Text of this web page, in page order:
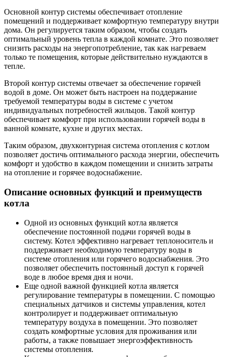
Основной контур системы обеспечивает отопление
помещений и поддерживает комфортную температуру внутри
дома. Он регулируется таким образом, чтобы создать
оптимальный уровень тепла в каждой комнате. Это позволяет
снизить расходы на энергопотребление, так как нагреваем
только те помещения, которые действительно нуждаются в
тепле.
Второй контур системы отвечает за обеспечение горячей
водой в доме. Он может быть настроен на поддержание
требуемой температуры воды в системе с учетом
индивидуальных потребностей жильцов. Такой контур
обеспечивает комфорт при использовании горячей воды в
ванной комнате, кухне и других местах.
Таким образом, двухконтурная система отопления с котлом
позволяет достичь оптимального расхода энергии, обеспечить
комфорт и удобство в каждом помещении и снизить затраты
на отопление и горячее водоснабжение.
Описание основных функций и преимуществ
котла
Одной из основных функций котла является
обеспечение постоянной подачи горячей воды в
систему. Котел эффективно нагревает теплоноситель и
поддерживает необходимую температуру воды в
системе отопления или горячего водоснабжения. Это
позволяет обеспечить постоянный доступ к горячей
воде в любое время дня и ночи.
Еще одной важной функцией котла является
регулирование температуры в помещении. С помощью
специальных датчиков и системы управления, котел
контролирует и поддерживает оптимальную
температуру воздуха в помещении. Это позволяет
создать комфортные условия для проживания или
работы, а также повышает энергоэффективность
системы отопления.